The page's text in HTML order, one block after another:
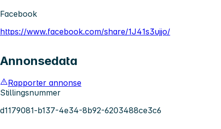
Facebook
https://www.facebook.com/share/1J41s3ujjo/
Annonsedata
Rapporter annonse
Stillingsnummer
d1179081-b137-4e34-8b92-6203488ce3c6